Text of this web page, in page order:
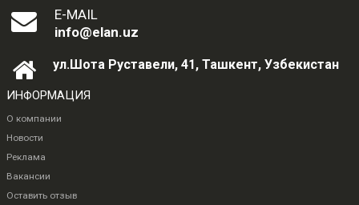
E-MAIL
info@elan.uz
ул.Шота Руставели, 41, Ташкент, Узбекистан
ИНФОРМАЦИЯ
О компании
Новости
Реклама
Вакансии
Оставить отзыв